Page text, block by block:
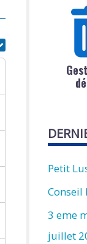
Petit
3 eme
juillet